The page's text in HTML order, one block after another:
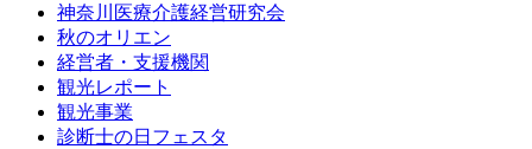
神奈川医療介護経営研究会
秋のオリエン
経営者・支援機関
観光レポート
観光事業
診断士の日フェスタ